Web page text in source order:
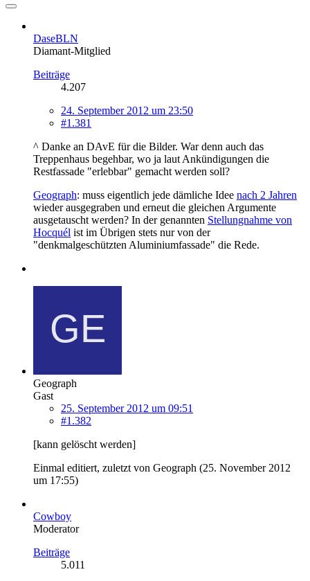
DaseBLN
Diamant-Mitglied
Beiträge
4.207
24. September 2012 um 23:50
#1.381
^ Danke an DAvE für die Bilder. War denn auch das
Treppenhaus begehbar, wo ja laut Ankündigungen die
Restfassade "erlebbar" gemacht werden soll?
Geograph: muss eigentlich jede dämliche Idee nach 2 Jahren
wieder ausgegraben und erneut die gleichen Argumente
ausgetauscht werden? In der genannten Stellungnahme von
Hocquél ist im Übrigen stets nur von der
"denkmalgeschützten Aluminiumfassade" die Rede.
Geograph
Gast
25. September 2012 um 09:51
#1.382
[kann gelöscht werden]
Einmal editiert, zuletzt von Geograph (25. November 2012
um 17:55)
Cowboy
Moderator
Beiträge
5.011